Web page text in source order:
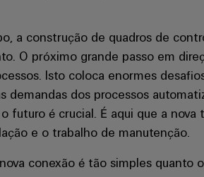
a construção de quadros de
O próximo grande passo em
Isto coloca enormes
demandas dos processos
futuro é crucial. É aqui que a
e o trabalho de manutenção.
conexão é tão simples quanto